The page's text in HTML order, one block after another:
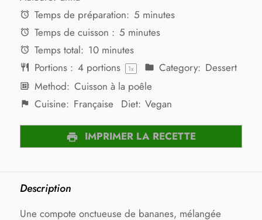
Temps de préparation: 5 minutes
Temps de cuisson : 5 minutes
Temps total: 10 minutes
Portions : 4portions 1x Category: Dessert
Method: Cuisson à la poêle
Cuisine: Française Diet: Vegan
IMPRIMER LA RECETTE
Description
Une compote onctueuse de bananes, mélangée